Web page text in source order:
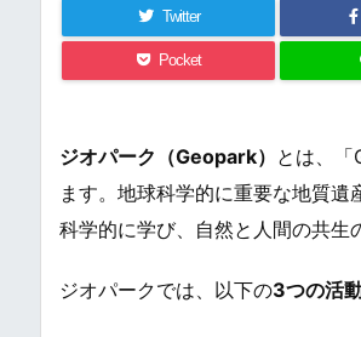
Twitter
Pocket
ジオパーク（Geopark） とは、
ます。地球科学的に重要な地質
科学的に学び、自然と人間の共生
ジオパークでは、以下の3つの活